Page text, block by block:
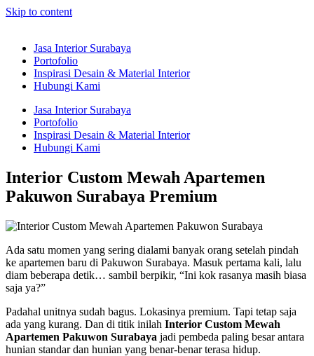
Skip to content
Jasa Interior Surabaya
Portofolio
Inspirasi Desain & Material Interior
Hubungi Kami
Jasa Interior Surabaya
Portofolio
Inspirasi Desain & Material Interior
Hubungi Kami
Interior Custom Mewah Apartemen
Pakuwon Surabaya Premium
Ada satu momen yang sering dialami banyak orang setelah pindah
ke apartemen baru di Pakuwon Surabaya. Masuk pertama kali, lalu
diam beberapa detik… sambil berpikir, “Ini kok rasanya masih biasa
saja ya?”
Padahal unitnya sudah bagus. Lokasinya premium. Tapi tetap saja
ada yang kurang. Dan di titik inilah Interior Custom Mewah
Apartemen Pakuwon Surabaya jadi pembeda paling besar antara
hunian standar dan hunian yang benar-benar terasa hidup.